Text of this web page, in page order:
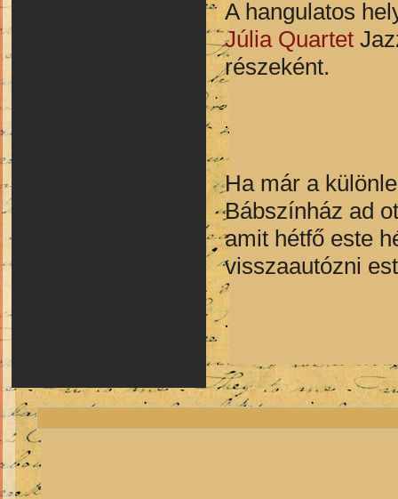
A hangulatos
Júlia Quartet
részeként.
Ha már a
Bábszínház ad
amit hétfő este
visszaautózni